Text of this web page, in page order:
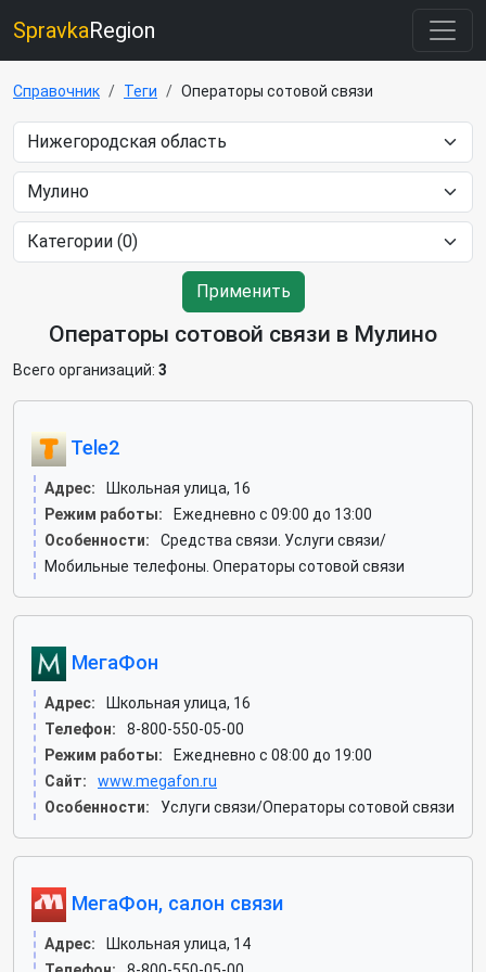
SpravkaRegion
Справочник Теги Операторы сотовой связи
Применить
Операторы сотовой связи в Мулино
Всего организаций: 3
Tele2
Адрес:
Школьная улица, 16
Режим работы:
Ежедневно с 09:00 до 13:00
Особенности:
Средства связи. Услуги связи/
Мобильные телефоны. Операторы сотовой связи
МегаФон
Адрес:
Школьная улица, 16
Телефон:
8-800-550-05-00
Режим работы:
Ежедневно с 08:00 до 19:00
Сайт:
www.megafon.ru
Особенности:
Услуги связи/Операторы сотовой связи
МегаФон, салон связи
Адрес:
Школьная улица, 14